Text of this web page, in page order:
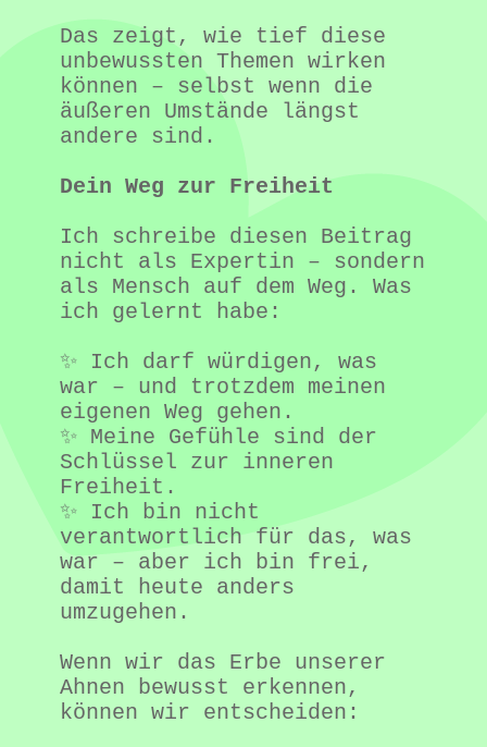
Das zeigt, wie tief diese
unbewussten Themen wirken
können – selbst wenn die
äußeren Umstände längst
andere sind.
Dein Weg zur Freiheit
Ich schreibe diesen Beitrag
nicht als Expertin – sondern
als Mensch auf dem Weg. Was
ich gelernt habe:
✨ Ich darf würdigen, was
war – und trotzdem meinen
eigenen Weg gehen.
✨ Meine Gefühle sind der
Schlüssel zur inneren
Freiheit.
✨ Ich bin nicht
verantwortlich für das, was
war – aber ich bin frei,
damit heute anders
umzugehen.
Wenn wir das Erbe unserer
Ahnen bewusst erkennen,
können wir entscheiden: